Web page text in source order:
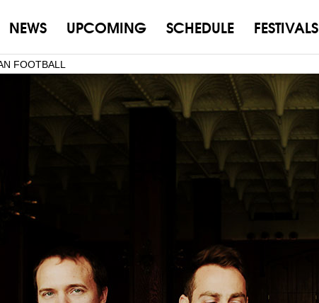
NEWS UPCOMING SCHEDULE FESTIVALS
FOOTBALL